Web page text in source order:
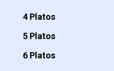
4 Platos
5 Platos
6 Platos